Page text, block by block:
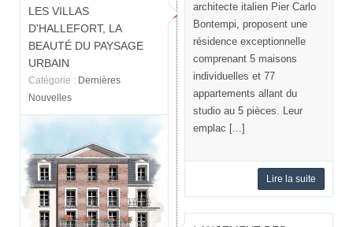
architecte italien Pier Carlo
Bontempi, proposent une
résidence exceptionnelle
comprenant 5 maisons
individuelles et 77
appartements allant du
studio au 5 pièces. Leur
emplac [...]
Lire la suite
LES VILLAS
D'HALLEFORT, LA
BEAUTÉ DU PAYSAGE
URBAIN
Catégorie : Dernières
Nouvelles